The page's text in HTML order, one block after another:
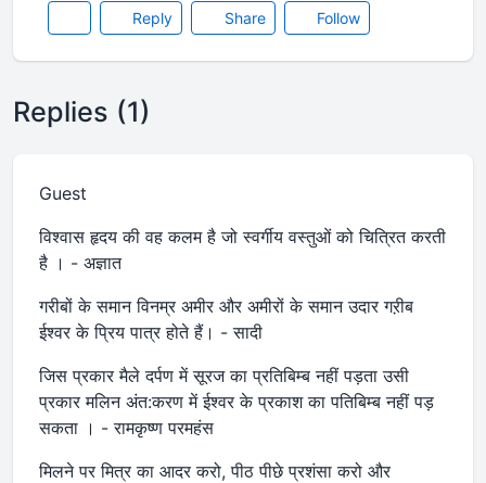
Reply Share Follow
Replies (1)
Guest
विश्वास हृदय की वह कलम है जो स्वर्गीय वस्तुओं को चित्रित करती
है । - अज्ञात
गरीबों के समान विनम्र अमीर और अमीरों के समान उदार गऱीब
ईश्वर के प्रिय पात्र होते हैं। - सादी
जिस प्रकार मैले दर्पण में सूरज का प्रतिबिम्ब नहीं पड़ता उसी
प्रकार मलिन अंत:करण में ईश्वर के प्रकाश का पतिबिम्ब नहीं पड़
सकता । - रामकृष्ण परमहंस
मिलने पर मित्र का आदर करो, पीठ पीछे प्रशंसा करो और